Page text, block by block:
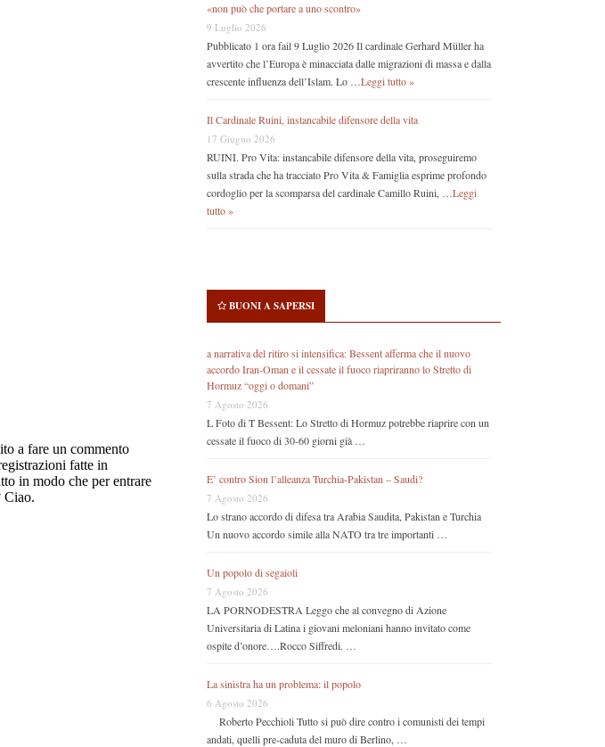
«non può che portare a uno scontro»
9 Luglio 2026
Pubblicato 1 ora fail 9 Luglio 2026 Il cardinale Gerhard Müller ha
avvertito che l’Europa è minacciata dalle migrazioni di massa e dalla
crescente influenza dell’Islam. Lo … Leggi tutto »
Il Cardinale Ruini, instancabile difensore della vita
17 Giugno 2026
RUINI. Pro Vita: instancabile difensore della vita, proseguiremo
sulla strada che ha tracciato Pro Vita & Famiglia esprime profondo
cordoglio per la scomparsa del cardinale Camillo Ruini, … Leggi
tutto »
BUONI A SAPERSI
a narrativa del ritiro si intensifica: Bessent afferma che il nuovo
accordo Iran-Oman e il cessate il fuoco riapriranno lo Stretto di
Hormuz “oggi o domani”
7 Agosto 2026
L Foto di T Bessent: Lo Stretto di Hormuz potrebbe riaprire con un
cessate il fuoco di 30-60 giorni già …
E’ contro Sion l’alleanza Turchia-Pakistan – Saudi?
7 Agosto 2026
Lo strano accordo di difesa tra Arabia Saudita, Pakistan e Turchia
Un nuovo accordo simile alla NATO tra tre importanti …
Un popolo di segaioli
7 Agosto 2026
LA PORNODESTRA Leggo che al convegno di Azione
Universitaria di Latina i giovani meloniani hanno invitato come
ospite d’onore….Rocco Siffredi. …
La sinistra ha un problema: il popolo
6 Agosto 2026
Roberto Pecchioli Tutto si può dire contro i comunisti dei tempi
andati, quelli pre-caduta del muro di Berlino, …